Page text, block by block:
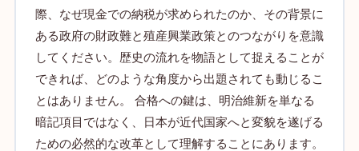
際、なぜ現金での納税が求められたのか、その背景に
ある政府の財政難と殖産興業政策とのつながりを意識
してください。歴史の流れを物語として捉えることが
できれば、どのような角度から出題されても動じるこ
とはありません。 合格への鍵は、明治維新を単なる
暗記項目ではなく、日本が近代国家へと変貌を遂げる
ための必然的な改革として理解することにあります。